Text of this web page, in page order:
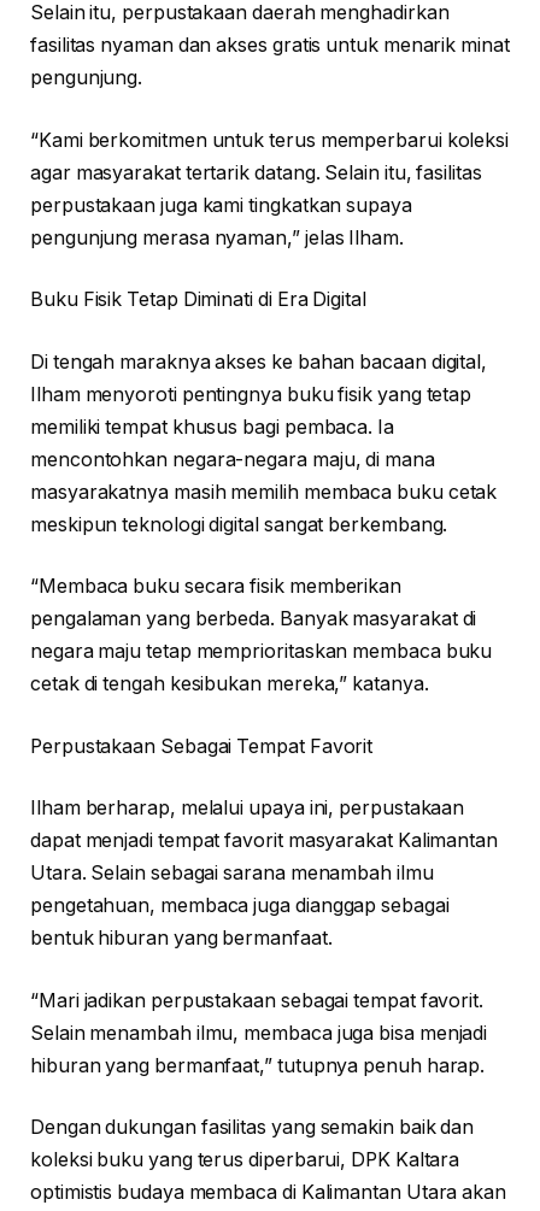
Selain itu, perpustakaan daerah menghadirkan
fasilitas nyaman dan akses gratis untuk menarik minat
pengunjung.
“Kami berkomitmen untuk terus memperbarui koleksi
agar masyarakat tertarik datang. Selain itu, fasilitas
perpustakaan juga kami tingkatkan supaya
pengunjung merasa nyaman,” jelas Ilham.
Buku Fisik Tetap Diminati di Era Digital
Di tengah maraknya akses ke bahan bacaan digital,
Ilham menyoroti pentingnya buku fisik yang tetap
memiliki tempat khusus bagi pembaca. Ia
mencontohkan negara-negara maju, di mana
masyarakatnya masih memilih membaca buku cetak
meskipun teknologi digital sangat berkembang.
“Membaca buku secara fisik memberikan
pengalaman yang berbeda. Banyak masyarakat di
negara maju tetap memprioritaskan membaca buku
cetak di tengah kesibukan mereka,” katanya.
Perpustakaan Sebagai Tempat Favorit
Ilham berharap, melalui upaya ini, perpustakaan
dapat menjadi tempat favorit masyarakat Kalimantan
Utara. Selain sebagai sarana menambah ilmu
pengetahuan, membaca juga dianggap sebagai
bentuk hiburan yang bermanfaat.
“Mari jadikan perpustakaan sebagai tempat favorit.
Selain menambah ilmu, membaca juga bisa menjadi
hiburan yang bermanfaat,” tutupnya penuh harap.
Dengan dukungan fasilitas yang semakin baik dan
koleksi buku yang terus diperbarui, DPK Kaltara
optimistis budaya membaca di Kalimantan Utara akan